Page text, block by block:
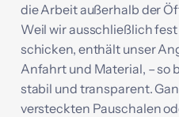
die Arbeit außerhalb der
Weil wir ausschließlich
schicken, enthält unser
Anfahrt und Material, – so
stabil und transparent.
versteckten Pauschalen